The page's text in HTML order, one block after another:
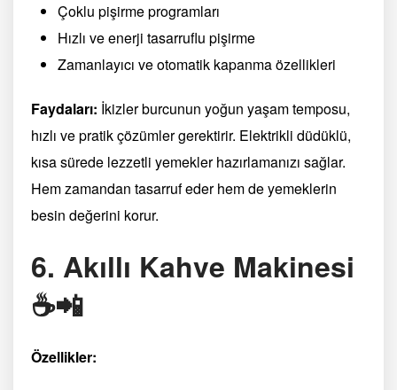
Çoklu pişirme programları
Hızlı ve enerji tasarruflu pişirme
Zamanlayıcı ve otomatik kapanma özellikleri
Faydaları: İkizler burcunun yoğun yaşam temposu,
hızlı ve pratik çözümler gerektirir. Elektrikli düdüklü,
kısa sürede lezzetli yemekler hazırlamanızı sağlar.
Hem zamandan tasarruf eder hem de yemeklerin
besin değerini korur.
6. Akıllı Kahve Makinesi
☕📲
Özellikler: